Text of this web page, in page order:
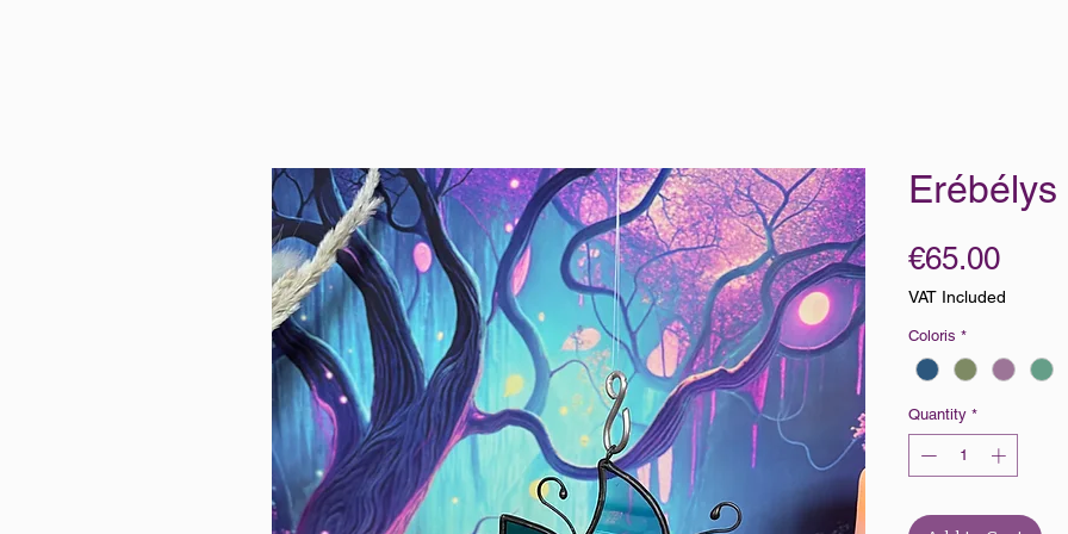
Erébélys
€65.00Price
VAT Included
Coloris *
Quantity *